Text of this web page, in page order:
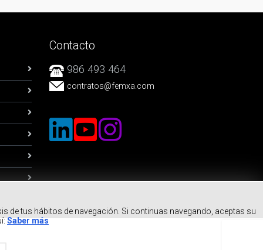
Contacto
986 493 464
contratos@femxa.com
de tus hábitos de navegación. Si continuas navegando, aceptas su
Saber más